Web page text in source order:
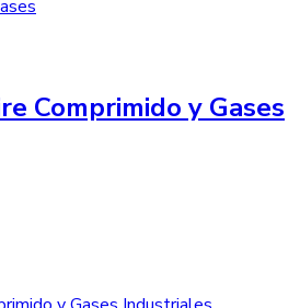
Comprimido y Gases